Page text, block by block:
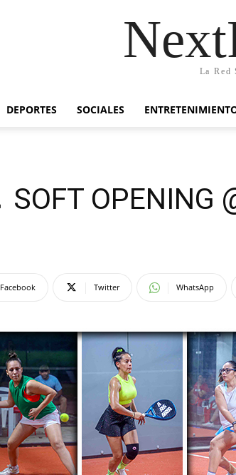
La Red
DEPORTES SOCIALES
SOFT OPENING
Facebook Twitter WhatsApp